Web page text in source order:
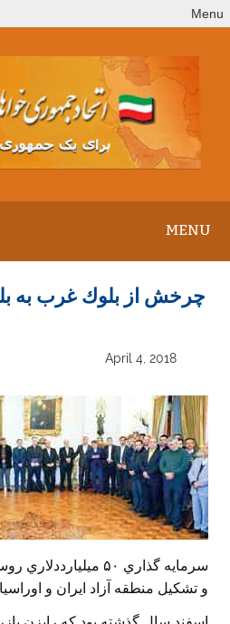
to
Menu
MENU
چرخش از بلوك غرب به
April 4, 2018
سرمايه گذاري ۵۰
و تشكيل منطقه آزاد ايران و اوراسيا